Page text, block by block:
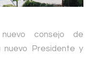
consejo de
nuevo Presidente y